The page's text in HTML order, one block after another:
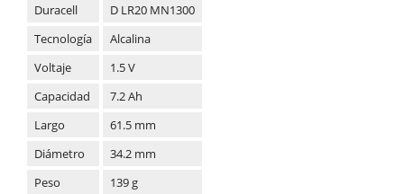
Duracell
D LR20 MN1300
Tecnología
Alcalina
Voltaje
1.5 V
Capacidad
7.2 Ah
Largo
61.5 mm
Diámetro
34.2 mm
Peso
139 g